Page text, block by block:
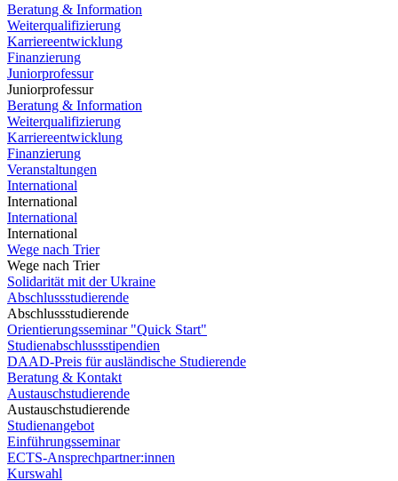
Beratung & Information
Weiterqualifizierung
Karriereentwicklung
Finanzierung
Juniorprofessur
Juniorprofessur
Beratung & Information
Weiterqualifizierung
Karriereentwicklung
Finanzierung
Veranstaltungen
International
International
International
International
Wege nach Trier
Wege nach Trier
Solidarität mit der Ukraine
Abschlussstudierende
Abschlussstudierende
Orientierungsseminar "Quick Start"
Studienabschlussstipendien
DAAD-Preis für ausländische Studierende
Beratung & Kontakt
Austauschstudierende
Austauschstudierende
Studienangebot
Einführungsseminar
ECTS-Ansprechpartner:innen
Kurswahl